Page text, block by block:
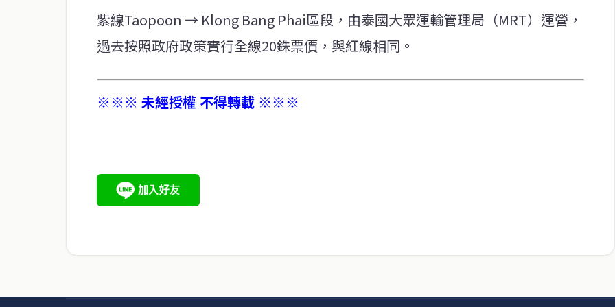
紫線Taopoon → Klong Bang Phai區段，由泰國大眾運輸管理局（MRT）運營，
過去按照政府政策實行全線20銖票價，與紅線相同。
※※※ 未經授權 不得轉載 ※※※
泰國當地政治、經濟、華人社群與社會時事，為在泰華人讀者提供即